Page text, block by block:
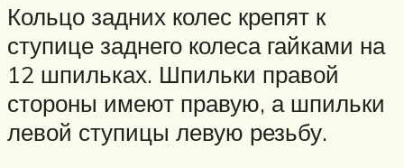
Кольцо задних колес крепят к
ступице заднего колеса гайками на
12 шпильках. Шпильки правой
стороны имеют правую, а шпильки
левой ступицы левую резьбу.